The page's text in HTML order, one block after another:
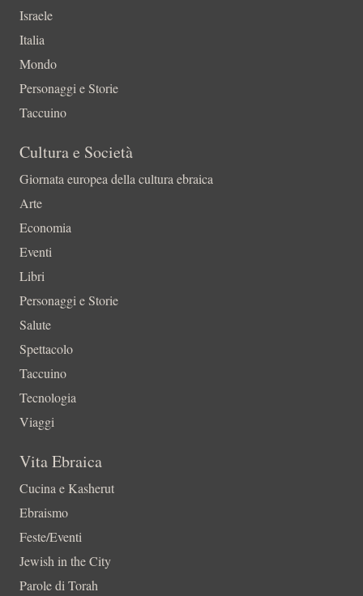
Israele
Italia
Mondo
Personaggi e Storie
Taccuino
Cultura e Società
Giornata europea della cultura ebraica
Arte
Economia
Eventi
Libri
Personaggi e Storie
Salute
Spettacolo
Taccuino
Tecnologia
Viaggi
Vita Ebraica
Cucina e Kasherut
Ebraismo
Feste/Eventi
Jewish in the City
Parole di Torah